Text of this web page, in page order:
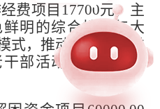
费项目 17700元，主
明的综合性老年大
式，推动老年大学进
部活动场所、进社